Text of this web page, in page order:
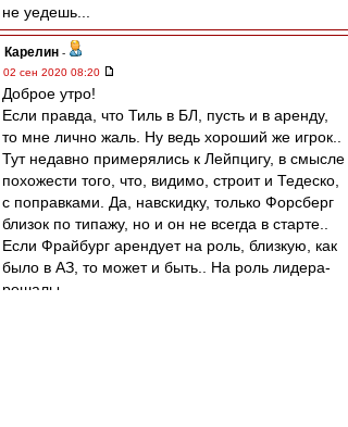
не уедешь...
Карелин -
02 сен 2020 08:20
Доброе утро!
Если правда, что Тиль в БЛ, пусть и в аренду,
то мне лично жаль. Ну ведь хороший же игрок..
Тут недавно примерялись к Лейпцигу, в смысле
похожести того, что, видимо, строит и Тедеско,
с поправками. Да, навскидку, только Форсберг
близок по типажу, но и он не всегда в старте..
Если Фрайбург арендует на роль, близкую, как
было в АЗ, то может и быть.. На роль лидера-
решалы.